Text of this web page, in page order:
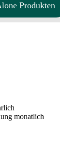
Produkten
monatlich